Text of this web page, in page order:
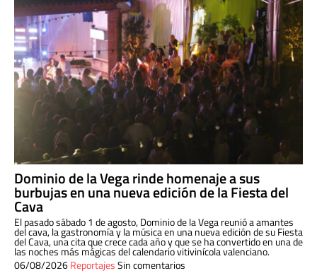
Dominio de la Vega rinde homenaje a sus
burbujas en una nueva edición de la Fiesta del
Cava
El pasado sábado 1 de agosto, Dominio de la Vega reunió a amantes
del cava, la gastronomía y la música en una nueva edición de su Fiesta
del Cava, una cita que crece cada año y que se ha convertido en una de
las noches más mágicas del calendario vitivinícola valenciano.
06/08/2026ReportajesSin comentarios